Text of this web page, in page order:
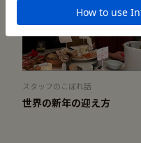
スタッフのこぼれ話
世界の新年の迎え方